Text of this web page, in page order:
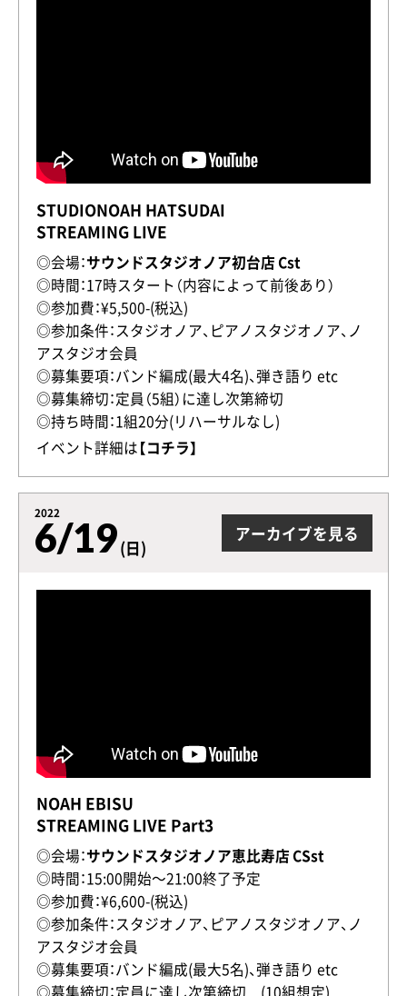
STUDIONOAH HATSUDAI
STREAMING LIVE
◎会場：サウンドスタジオノア初台店 Cst
◎時間：17時スタート（内容によって前後あり）
◎参加費：¥5,500-(税込)
◎参加条件：スタジオノア、ピアノスタジオノア、ノ
アスタジオ会員
◎募集要項：バンド編成(最大4名)、弾き語り etc
◎募集締切：定員（5組）に達し次第締切
◎持ち時間：1組20分(リハーサルなし)
イベント詳細は【コチラ】
2022
6/19(日)
アーカイブを見る
NOAH EBISU
STREAMING LIVE Part3
◎会場：サウンドスタジオノア恵比寿店 CSst
◎時間：15:00開始〜21:00終了予定
◎参加費：¥6,600-(税込)
◎参加条件：スタジオノア、ピアノスタジオノア、ノ
アスタジオ会員
◎募集要項：バンド編成(最大5名)、弾き語り etc